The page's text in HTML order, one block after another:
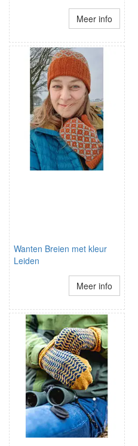
Meer info
Wanten Breien met kleur
Leiden
Meer info